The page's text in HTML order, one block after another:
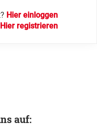
Hier einloggen
Hier registrieren
auf: